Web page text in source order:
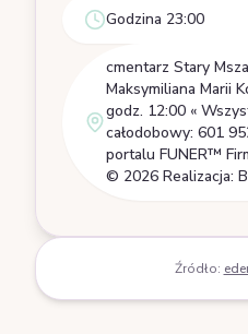
Godzina 23:00
cmentarz Stary
Maksymiliana Marii
godz. 12:00 «
całodobowy: 601
portalu FUNER™
© 2026 Realizacja:
Źródło: